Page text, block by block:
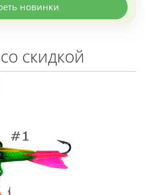
новинки
скидкой